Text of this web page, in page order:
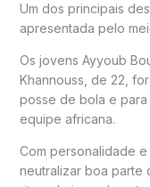
Um dos principais
apresentada pelo
Os jovens Ayyoub
Khannouss, de 22,
posse de bola e
equipe africana.
Com personalidade
neutralizar boa parte